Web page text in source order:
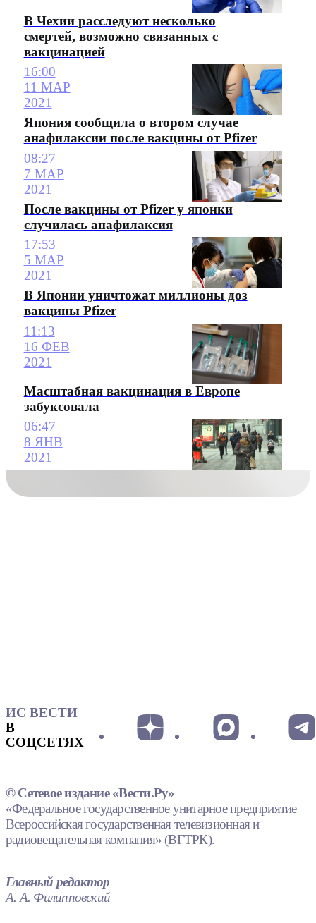
В Чехии расследуют несколько
смертей, возможно связанных с
вакцинацией
16:00
11 МАР
2021
Япония сообщила о втором случае
анафилаксии после вакцины от Pfizer
08:27
7 МАР
2021
После вакцины от Pfizer у японки
случилась анафилаксия
17:53
5 МАР
2021
В Японии уничтожат миллионы доз
вакцины Pfizer
11:13
16 ФЕВ
2021
Масштабная вакцинация в Европе
забуксовала
06:47
8 ЯНВ
2021
ИС ВЕСТИ
В
СОЦСЕТЯХ
© Сетевое издание «Вести.Ру»
«Федеральное государственное унитарное предприятие
Всероссийская государственная телевизионная и
радиовещательная компания» (ВГТРК).
Главный редактор
А. А. Филипповский